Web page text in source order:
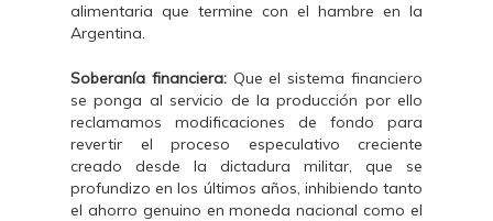
alimentaria que termine con el hambre en la
Argentina.
Soberanía financiera:Que el sistema financiero
se ponga al servicio de la producción por ello
reclamamos modificaciones de fondo para
revertir el proceso especulativo creciente
creado desde la dictadura militar, que se
profundizo en los últimos años, inhibiendo tanto
el ahorro genuino en moneda nacional como el